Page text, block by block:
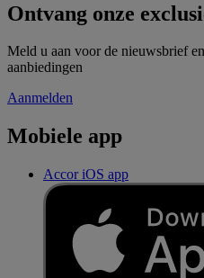
Ontvang onze
Meld u aan voor de nieuwsbrief
aanbiedingen
Aanmelden
Mobiele app
Accor iOS app